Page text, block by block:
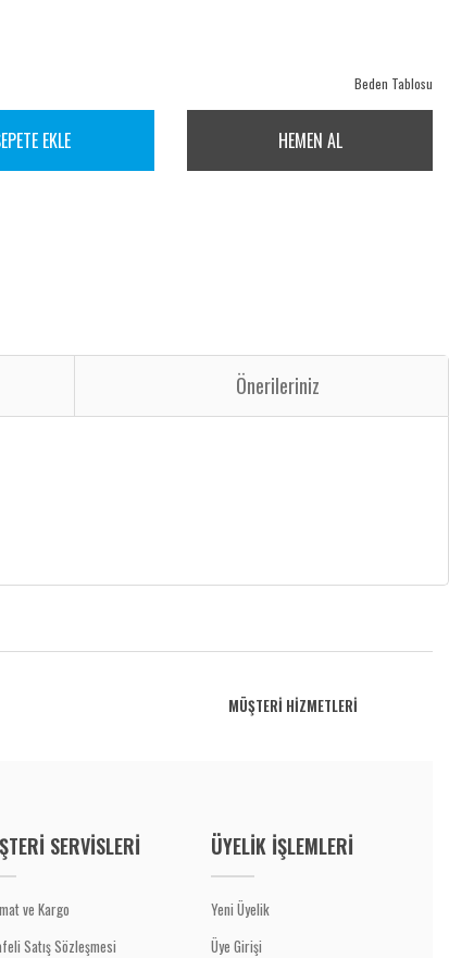
Beden Tablosu
EKLE HEMEN AL
Önerileriniz
MÜŞTERİ HİZMETLERİ
SERVİSLERİ
ve Kargo
Satış Sözleşmesi
ÜYELİK İŞLEMLERİ
Yeni Üyelik
Üye Girişi